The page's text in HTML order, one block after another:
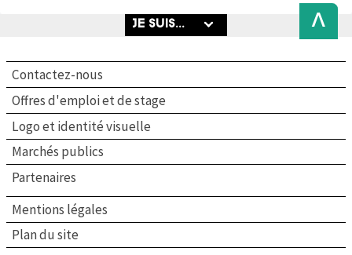
Contactez-nous
Offres d'emploi et de stage
Logo et identité visuelle
Marchés publics
Partenaires
Mentions légales
Plan du site
Back
to
Top